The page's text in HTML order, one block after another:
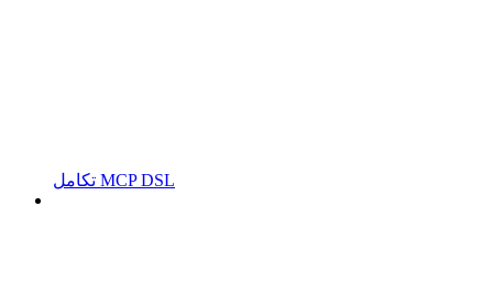
تكامل MCP DSL